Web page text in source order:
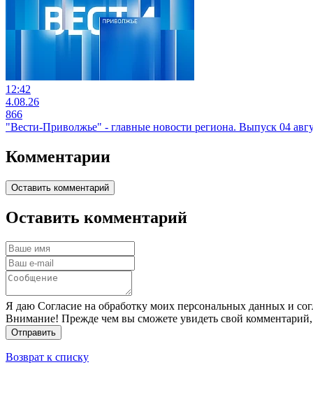
12:42
4.08.26
866
"Вести-Приволжье" - главные новости региона. Выпуск 04
Комментарии
Оставить комментарий
Оставить комментарий
Я даю Согласие на обработку моих персональных данных и
Внимание! Прежде чем вы сможете увидеть свой комментарий,
Отправить
Возврат к списку